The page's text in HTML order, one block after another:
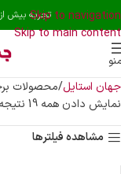
Skip to navigation
Skip to main content
تجربه بیش از 9 سال فروش اینترنتی مطمئن در
جهان استایل محصولات
نمایش دادن همه 19 نتیجه
مشاهده فیلترها